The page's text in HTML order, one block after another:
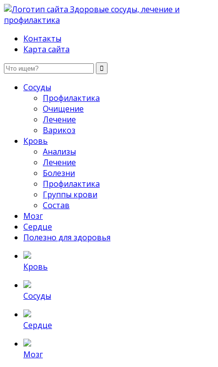
Здоровые сосуды, лечение и профилактика
Контакты
Карта сайта
Сосуды
Профилактика
Очищение
Лечение
Варикоз
Кровь
Анализы
Лечение
Болезни
Профилактика
Группы крови
Состав
Мозг
Сердце
Полезно для здоровья
Кровь
Сосуды
Сердце
Мозг